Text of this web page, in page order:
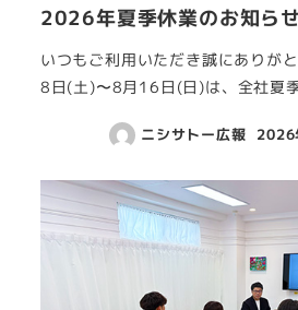
2026年夏季休業のお知らせ
いつもご利用いただき誠にありが
8日(土)〜8月16日(日)は、全社夏
ニシサトー広報 2026